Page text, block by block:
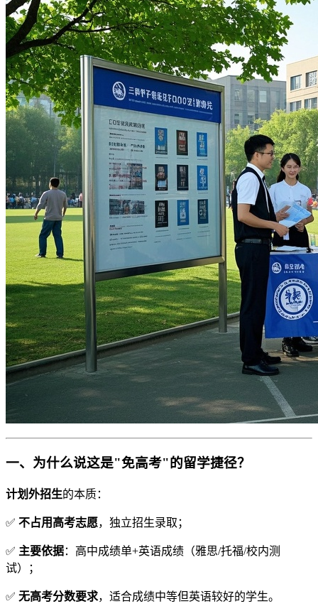
一、为什么说这是"免高考"的留学捷径？
计划外招生的本质：
✅ 不占用高考志愿，独立招生录取；
✅ 主要依据：高中成绩单+英语成绩（雅思/托福/校内测
试）；
✅ 无高考分数要求，适合成绩中等但英语较好的学生。